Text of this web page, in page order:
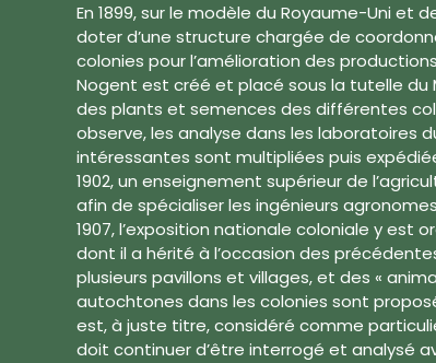
En 1899, sur le modèle du Royaume-Uni et
doter d’une structure chargée de
colonies pour l’amélioration des
Nogent est créé et placé sous la tutelle du
des plants et semences des différentes
observe, les analyse dans les laboratoires
intéressantes sont multipliées puis
1902, un enseignement supérieur de
afin de spécialiser les ingénieurs
1907, l’exposition nationale coloniale y est
dont il a hérité à l’occasion des
plusieurs pavillons et villages, et des «
autochtones dans les colonies sont
est, à juste titre, considéré comme
doit continuer d’être interrogé et analysé